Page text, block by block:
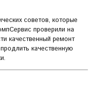
советов, которые
проверили на
качественный ремонт
качественную